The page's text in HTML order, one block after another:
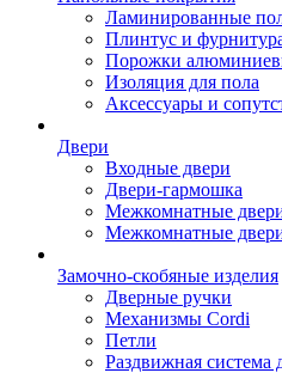
Ламинированные
Плинтус и
Порожки
Изоляция для пола
Аксессуары и
Двери
Входные двери
Двери-гармошка
Межкомнатные
Межкомнатные
Замочно-скобяные изделия
Дверные ручки
Механизмы Cordi
Петли
Раздвижная система